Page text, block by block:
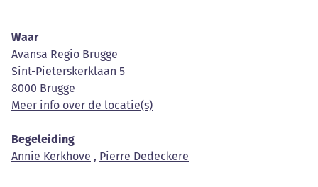
Waar
Avansa Regio Brugge
Sint-Pieterskerklaan 5
8000 Brugge
Meer info over de locatie(s)
Begeleiding
Annie Kerkhove , Pierre Dedeckere